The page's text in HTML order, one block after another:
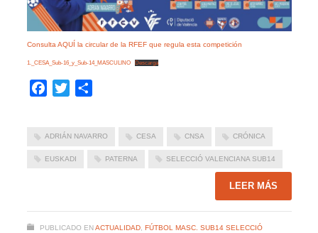
Consulta AQUÍ la circular de la RFEF que regula esta competición
1._CESA_Sub-16_y_Sub-14_MASCULINO Descarga
Facebook
Twitter
ADRIÁN NAVARRO CESA CNSA CRÓNICA
EUSKADI PATERNA SELECCIÓ VALENCIANA SUB14
LEER MÁS
PUBLICADO EN ACTUALIDAD, FÚTBOL MASC. SUB14 SELECCIÓ